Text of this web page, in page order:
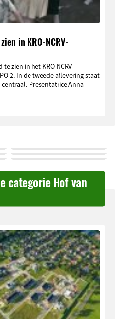
in KRO-NCRV-
zien in het KRO-NCRV-
2. In de tweede aflevering staat
Presentatrice Anna
categorie Hof van